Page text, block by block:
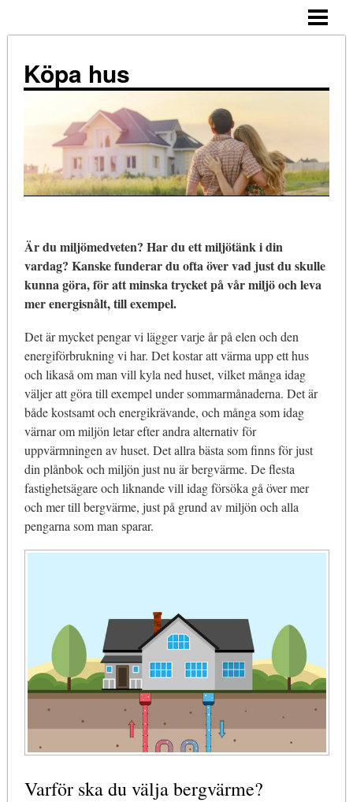
TIPS
NÄR KÖPA?
KOSTNADER
BLOGG
Köpa hus
Är du miljömedveten? Har du ett miljötänk i din
vardag? Kanske funderar du ofta över vad just du skulle
kunna göra, för att minska trycket på vår miljö och leva
mer energisnålt, till exempel.
Det är mycket pengar vi lägger varje år på elen och den
energiförbrukning vi har. Det kostar att värma upp ett hus
och likaså om man vill kyla ned huset, vilket många idag
väljer att göra till exempel under sommarmånaderna. Det är
både kostsamt och energikrävande, och många som idag
värnar om miljön letar efter andra alternativ för
uppvärmningen av huset. Det allra bästa som finns för just
din plånbok och miljön just nu är bergvärme. De flesta
fastighetsägare och liknande vill idag försöka gå över mer
och mer till bergvärme, just på grund av miljön och alla
pengarna som man sparar.
Varför ska du välja bergvärme?